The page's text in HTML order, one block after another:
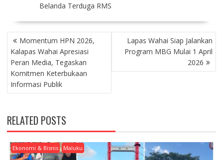
Belanda Terduga RMS
P
O
S
T
N
A
I
G
A
T
Momentum HPN 2026,
Kalapas Wahai Apresiasi
Peran Media, Tegaskan
Komitmen Keterbukaan
Informasi Publik
Lapas Wahai Siap Jalankan
Program MBG Mulai 1 April
2026
RELATED POSTS
Ekonomi & Bisnis Maluku